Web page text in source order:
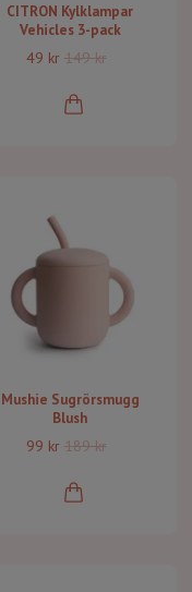
CITRON Kylklampar
Vehicles 3-pack
49 kr 149 kr
Mushie Sugrörsmugg
Blush
99 kr 189 kr